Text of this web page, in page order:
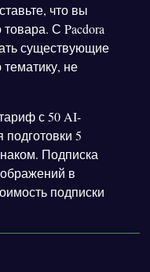
что вы
С Pacdora
существующие
не
с 50 AI-
подготовки 5
Подписка
в
подписки